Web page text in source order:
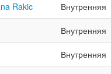
Rakic Внутренняя
Внутренняя
Внутренняя